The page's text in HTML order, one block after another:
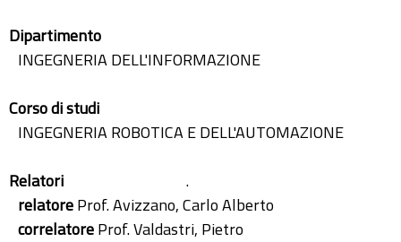
Dipartimento
INGEGNERIA DELL'INFORMAZIONE
Corso di studi
INGEGNERIA ROBOTICA E DELL'AUTOMAZIONE
Relatori
.
relatoreProf. Avizzano, Carlo Alberto
correlatoreProf. Valdastri, Pietro